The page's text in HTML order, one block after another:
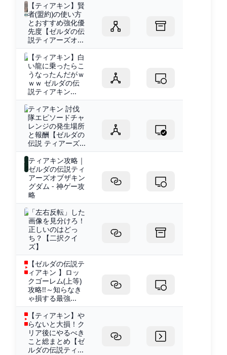
【ティアキン】賢
者(盟約)の使い方
とおすすめ強化優
先度【ゼルダの伝
説ティアーズオ...
【ティアキン】白
い龍に乗ったらこ
うなったんだがｗ
ｗｗ ゼルダの伝
説ティアキン...
ティアキン 討伐
隊エピソードチャ
レンジの発生場所
と報酬【ゼルダの
伝説 ティアーズ...
ティアキン攻略｜
ゼルダの伝説ティ
アーズオブザキン
グダム - 神ゲー攻
略
「左右反転」した
画像を見分けろ！
正しいのはどっ
ち？【二択クイ
ズ】
【ゼルダの伝説テ
ィアキン 】ロッ
クゴーレム(上等)
攻略!!～知らなき
ゃ損する最強...
【ティアキン】や
らないと大損！ク
リア後にやるべき
こと総まとめ【ゼ
ルダの伝説ティ...